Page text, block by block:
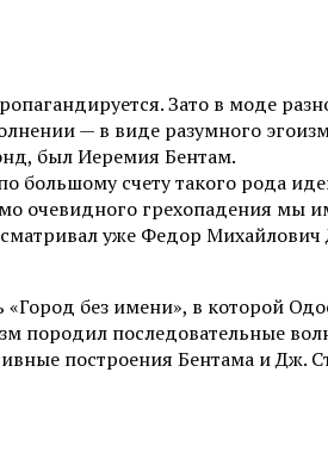
Зато в моде
— в виде разумного
был Иеремия Бентам.
большому счету такого рода
очевидного грехопадения мы
уже Федор
без имени», в которой
породил последовательные
построения Бентама и Дж.